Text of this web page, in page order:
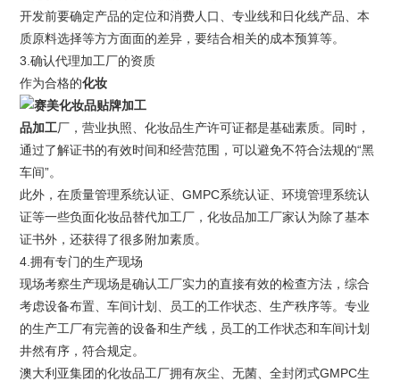
开发前要确定产品的定位和消费人口、专业线和日化线产品、本
质原料选择等方方面面的差异，要结合相关的成本预算等。
3.确认代理加工厂的资质
作为合格的化妆
品加工厂，营业执照、化妆品生产许可证都是基础素质。同时，
通过了解证书的有效时间和经营范围，可以避免不符合法规的“黑
车间”。
此外，在质量管理系统认证、GMPC系统认证、环境管理系统认
证等一些负面化妆品替代加工厂，化妆品加工厂家认为除了基本
证书外，还获得了很多附加素质。
4.拥有专门的生产现场
现场考察生产现场是确认工厂实力的直接有效的检查方法，综合
考虑设备布置、车间计划、员工的工作状态、生产秩序等。专业
的生产工厂有完善的设备和生产线，员工的工作状态和车间计划
井然有序，符合规定。
澳大利亚集团的化妆品工厂拥有灰尘、无菌、全封闭式GMPC生